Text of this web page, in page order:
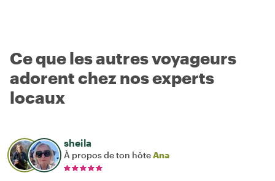
Ce que les autres voyageurs
adorent chez nos experts
locaux
sheila
À propos de ton hôteAna